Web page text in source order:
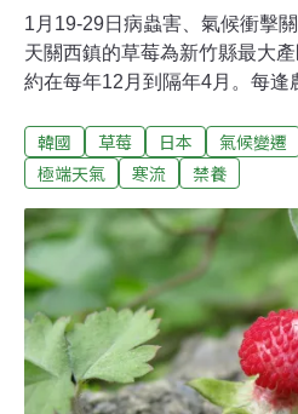
1月19-29日病蟲害、氣候衝擊
天關西鎮的草莓為新竹縣最大
約在每年12月到隔年4月。每逢
減少三成，讓農友叫苦連天，
園不開放，產量減少連帶拉高今
日替農友解決問題。（中國時
火釀災 南市環局：最高罰255
大排附近一處農地，非法堆置大
火，濃煙密布。南市環保局獲報
量粒狀污染物採樣送檢，一旦
空污法開單告發，最高可處255
理法相關刑事責任。（自由時
韓國 草莓 日本 氣候變遷
極端天氣
寒流 禁養